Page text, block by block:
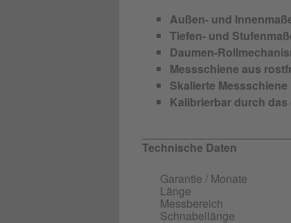
Außen- und
Tiefen- und
Daumen-
Messschiene aus
Skalierte Messschiene
Kalibrierbar durch
Technische Daten
Garantie / Monate
Länge
Messbereich
Schnabellänge